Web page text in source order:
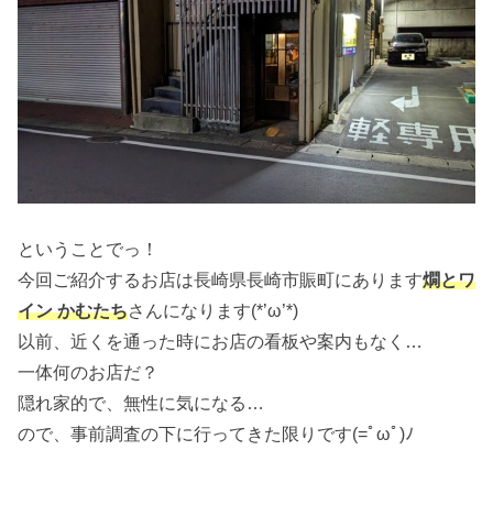
ということでっ！
今回ご紹介するお店は長崎県長崎市賑町にあります燗とワ
イン かむたちさんになります(*’ω’*)
以前、近くを通った時にお店の看板や案内もなく…
一体何のお店だ？
隠れ家的で、無性に気になる…
ので、事前調査の下に行ってきた限りです(=ﾟωﾟ)ﾉ